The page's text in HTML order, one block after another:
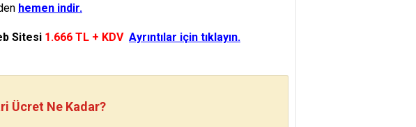
hemen indir.
Sitesi 1.666 TL + KDV Ayrıntılar için tıklayın.
Ücret Ne Kadar?